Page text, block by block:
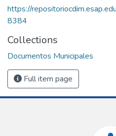
https://
8384
Collections
Documentos Municipales
Full item page